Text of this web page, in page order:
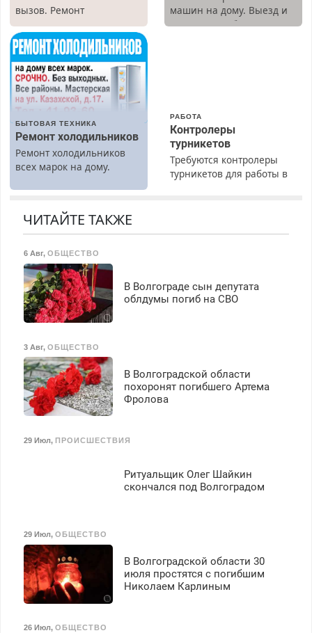
вызов. Ремонт
холодильников всех
марок на дому, с
гарантией. Все р-ны.
Срочно. Без выходных.
Пенсионерам – скидки до
40%. Мастер со стажем.
машин на дому. Выезд и
диагностика бесплатно.
БЫТОВАЯ ТЕХНИКА
Ремонт холодильников
Ремонт холодильников
всех марок на дому.
РАБОТА
Контролеры
турникетов
Требуются контролеры
турникетов для работы в
Ежемесячно
выплачивается денежная
транспортной
безопасности с з/п до
ЧИТАЙТЕ ТАКЖЕ
6 Авг, ОБЩЕСТВО
В Волгограде сын депутата
облдумы погиб на СВО
3 Авг, ОБЩЕСТВО
В Волгоградской области
похоронят погибшего Артема
Фролова
29 Июл, ПРОИСШЕСТВИЯ
Ритуальщик Олег Шайкин
скончался под Волгоградом
29 Июл, ОБЩЕСТВО
В Волгоградской области 30
июля простятся с погибшим
Николаем Карлиным
26 Июл, ОБЩЕСТВО